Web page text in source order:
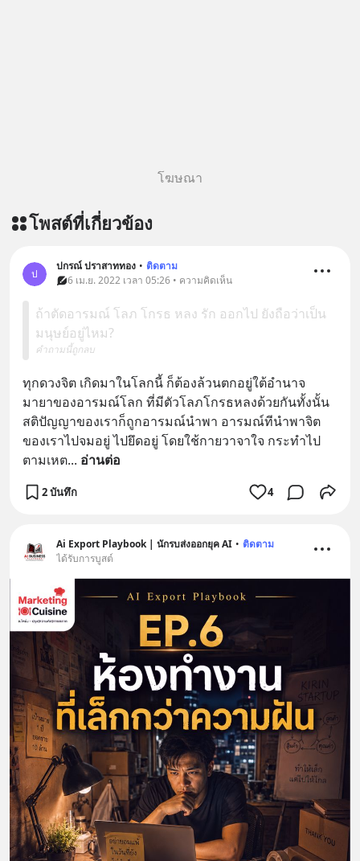
โฆษณา
โพสต์ที่เกี่ยวข้อง
ป
ปกรณ์ ปราสาททอง • ติดตาม
6 เม.ย. 2022 เวลา 05:26 • ความคิดเห็น
ถ้าตัดอารมณ์ โลภ โกรธ หลง รัก ออกไป ยังถือว่าเป็น
มนุษย์อยู่ไหม?
คำถามนี้ถูกลบ
ทุกดวงจิต เกิดมาในโลกนี้ ก็ต้องล้วนตกอยู่ใต้อำนาจ
มายาของอารมณ์โลก ที่มีตัวโลภโกรธหลงด้วยกันทั้งนั้น
สติปัญญาของเราก็ถูกอารมณ์นำพา อารมณ์ทีนำพาจิต
ของเราไปจมอยู่ ไปยึดอยู่ โดยใช้กายวาจาใจ กระทำไป
ตามเหต... อ่านต่อ
2 บันทึก 4
Ai Export Playbook | นักรบส่งออกยุค AI • ติดตาม
ได้รับการบูสต์